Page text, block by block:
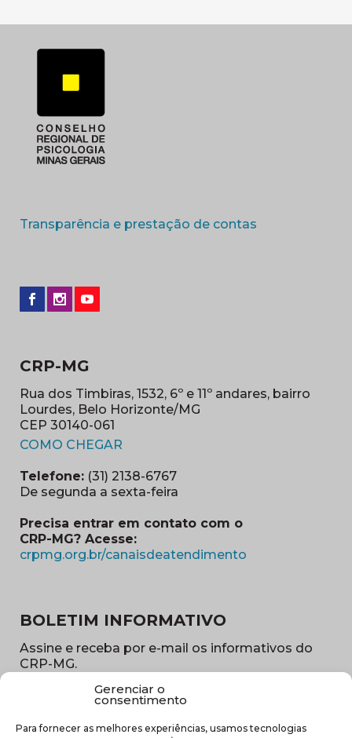
Gerenciar o
consentimento
Para fornecer as melhores experiências, usamos tecnologias
Transparência e prestação de contas
CRP-MG
Rua dos Timbiras, 1532, 6º e 11º andares, bairro
Lourdes, Belo Horizonte/MG
CEP 30140-061
COMO CHEGAR
Telefone: (31) 2138-6767
De segunda a sexta-feira
Precisa entrar em contato com o
CRP-MG? Acesse:
crpmg.org.br/canaisdeatendimento
BOLETIM INFORMATIVO
Assine e receba por e-mail os informativos do
CRP-MG.